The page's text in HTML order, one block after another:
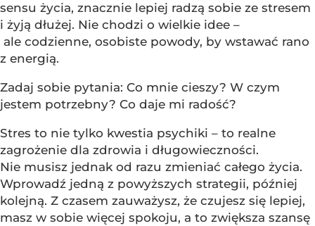
sensu życia, znacznie lepiej radzą sobie ze stresem
i żyją dłużej. Nie chodzi o wielkie idee –
ale codzienne, osobiste powody, by wstawać rano
z energią.
Zadaj sobie pytania: Co mnie cieszy? W czym
jestem potrzebny? Co daje mi radość?
Stres to nie tylko kwestia psychiki – to realne
zagrożenie dla zdrowia i długowieczności.
Nie musisz jednak od razu zmieniać całego życia.
Wprowadź jedną z powyższych strategii, później
kolejną. Z czasem zauważysz, że czujesz się lepiej,
masz w sobie więcej spokoju, a to zwiększa szansę